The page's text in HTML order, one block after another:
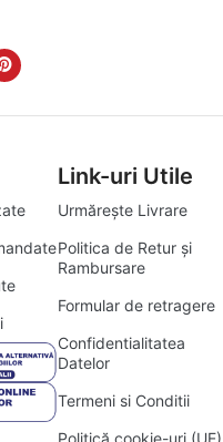
Link-uri Utile
Urmărește Livrare
Politica de Retur și
Rambursare
Formular de retragere
Confidentialitatea
Datelor
Termeni si Conditii
Politică cookie-uri (UE)